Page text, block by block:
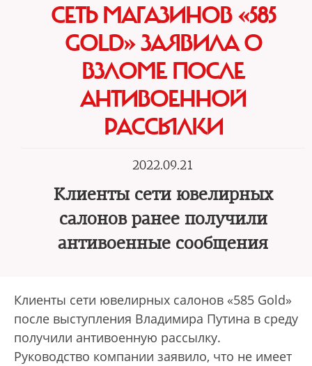
СЕТЬ МАГАЗИНОВ «585
GOLD» ЗАЯВИЛА О
ВЗЛОМЕ ПОСЛЕ
АНТИВОЕННОЙ
РАССЫЛКИ
2022.09.21
Клиенты сети ювелирных
салонов ранее получили
антивоенные сообщения
Клиенты сети ювелирных салонов «585 Gold»
после выступления Владимира Путина в среду
получили антивоенную рассылку.
Руководство компании заявило, что не имеет